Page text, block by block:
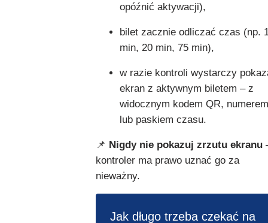
opóźnić aktywacji),
bilet zacznie odliczać czas (np.
min, 20 min, 75 min),
w razie kontroli wystarczy
ekran z aktywnym biletem – z
widocznym kodem QR, numerem
lub paskiem czasu.
📌 Nigdy nie pokazuj zrzutu ekranu
kontroler ma prawo uznać go za
nieważny.
Jak długo trzeba czekać na